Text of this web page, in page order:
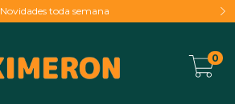
Novidades toda semana
0